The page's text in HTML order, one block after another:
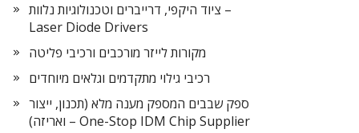
ציוד היקפי, דרייברים וטכנולוגיות נלוות –
Laser Diode Drivers
מקורות לייזר מורכבים ורכיבי פליטה
רכיבי גילוי מתקדמים וגלאים מיוחדים
ספק שבבים המספק מענה מלא (תכנון, ייצור
ואריזה) – One-Stop IDM Chip Supplier